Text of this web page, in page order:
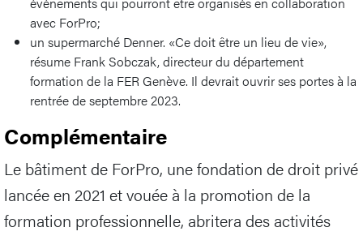
avec ForPro;
un supermarché Denner. «Ce doit être un lieu de vie»,
résume Frank Sobczak, directeur du département
formation de la FER Genève. Il devrait ouvrir ses portes à la
rentrée de septembre 2023.
Complémentaire
Le bâtiment de ForPro, une fondation de droit privé
lancée en 2021 et vouée à la promotion de la
formation professionnelle, abritera des activités